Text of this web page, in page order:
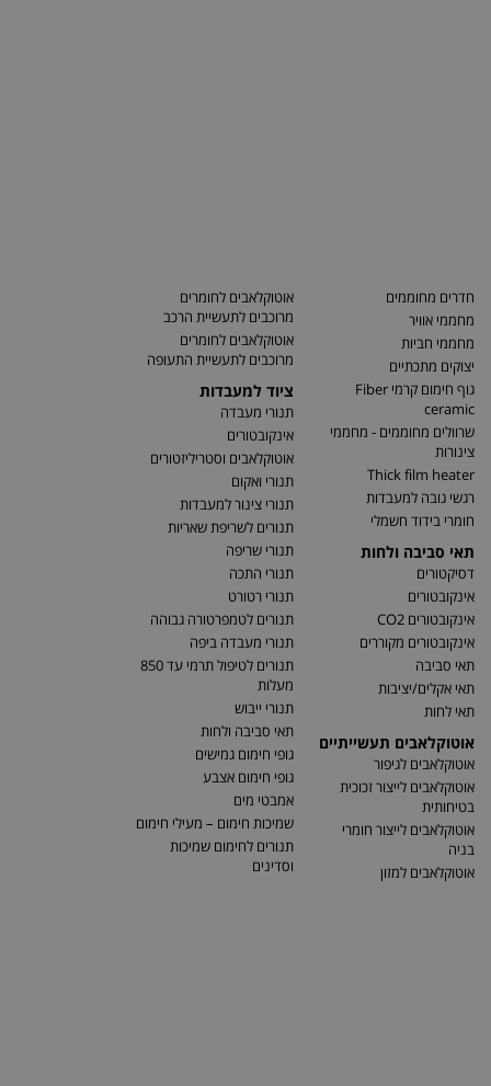
חדרים מחוממים
מחממי אוויר
מחממי חביות
יצוקים מתכתיים
גוף חימום קרמי Fiber
ceramic
שרוולים מחוממים - מחממי
צינורות
Thick film heater
רגשי גובה למעבדות
חומרי בידוד חשמלי
תאי סביבה ולחות
דסיקטורים
אינקובטורים
אינקובטורים CO2
אינקובטורים מקוררים
תאי סביבה
תאי אקלים/יציבות
תאי לחות
אוטוקלאבים תעשייתיים
אוטוקלאבים לגיפור
אוטוקלאבים לייצור זכוכית
בטיחותית
אוטוקלאבים לייצור חומרי
בניה
אוטוקלאבים למזון
אוטוקלאבים לחומרים
מרוכבים לתעשיית הרכב
אוטוקלאבים לחומרים
מרוכבים לתעשיית התעופה
ציוד למעבדות
תנורי מעבדה
אינקובטורים
אוטוקלאבים וסטריליזטורים
תנורי ואקום
תנורי צינור למעבדות
תנורים לשריפת שאריות
תנורי שריפה
תנורי התכה
תנורי רטורט
תנורים לטמפרטורה גבוהה
תנורי מעבדה ביפה
תנורים לטיפול תרמי עד 850
מעלות
תנורי ייבוש
תאי סביבה ולחות
גופי חימום גמישים
גופי חימום אצבע
אמבטי מים
שמיכות חימום – מעילי חימום
תנורים לחימום שמיכות
וסדינים